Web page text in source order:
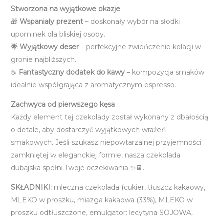
Stworzona na wyjątkowe okazje
🎁 Wspaniały prezent– doskonały wybór na słodki
upominek dla bliskiej osoby.
🌟 Wyjątkowy deser– perfekcyjne zwieńczenie kolacji w
gronie najbliższych.
☕ Fantastyczny dodatek do kawy– kompozycja smaków
idealnie współgrająca z aromatycznym espresso.
Zachwyca od pierwszego kęsa
Każdy element tej czekolady został wykonany z dbałością
o detale, aby dostarczyć wyjątkowych wrażeń
smakowych. Jeśli szukasz niepowtarzalnej przyjemności
zamkniętej w eleganckiej formie, nasza czekolada
dubajska spełni Twoje oczekiwania ✨🍫.
SKŁADNIKI:mleczna czekolada (cukier, tłuszcz kakaowy,
MLEKO w proszku, miazga kakaowa (33%), MLEKO w
proszku odtłuszczone, emulgator: lecytyna SOJOWA,